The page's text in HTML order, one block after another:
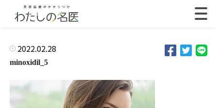
2022.02.28
minoxidil_5